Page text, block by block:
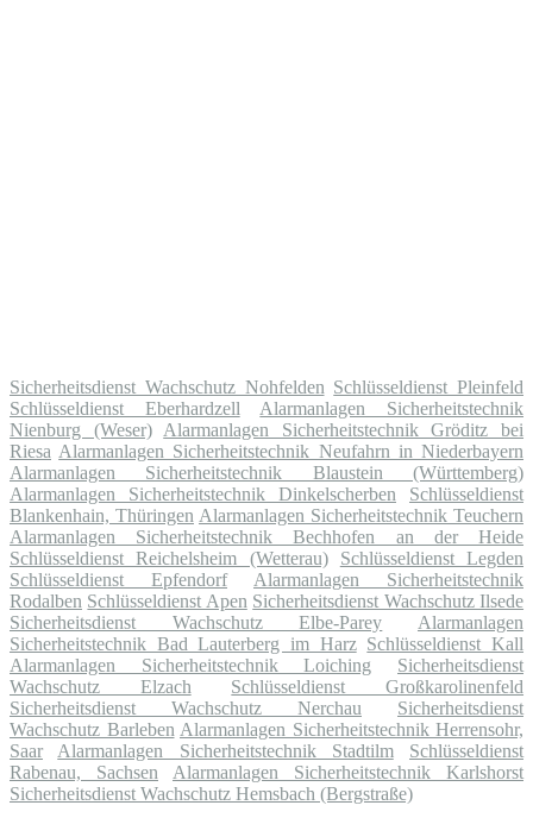
Sicherheitsdienst Wachschutz Nohfelden Schlüsseldienst Pleinfeld
Schlüsseldienst Eberhardzell
Alarmanlagen Sicherheitstechnik
Nienburg (Weser)
Alarmanlagen Sicherheitstechnik Gröditz bei
Riesa Alarmanlagen Sicherheitstechnik Neufahrn in Niederbayern
Alarmanlagen Sicherheitstechnik Blaustein (Württemberg)
Alarmanlagen Sicherheitstechnik Dinkelscherben
Schlüsseldienst
Blankenhain, Thüringen Alarmanlagen Sicherheitstechnik Teuchern
Alarmanlagen Sicherheitstechnik Bechhofen an der Heide
Schlüsseldienst Reichelsheim (Wetterau)
Schlüsseldienst Legden
Schlüsseldienst Epfendorf
Alarmanlagen Sicherheitstechnik
Rodalben Schlüsseldienst Apen Sicherheitsdienst Wachschutz Ilsede
Sicherheitsdienst Wachschutz Elbe-Parey
Alarmanlagen
Sicherheitstechnik Bad Lauterberg im Harz Schlüsseldienst Kall
Alarmanlagen Sicherheitstechnik Loiching
Sicherheitsdienst
Wachschutz Elzach
Schlüsseldienst Großkarolinenfeld
Sicherheitsdienst Wachschutz Nerchau
Sicherheitsdienst
Wachschutz Barleben Alarmanlagen Sicherheitstechnik Herrensohr,
Saar
Alarmanlagen Sicherheitstechnik Stadtilm
Schlüsseldienst
Rabenau, Sachsen
Alarmanlagen Sicherheitstechnik Karlshorst
Sicherheitsdienst Wachschutz Hemsbach (Bergstraße)